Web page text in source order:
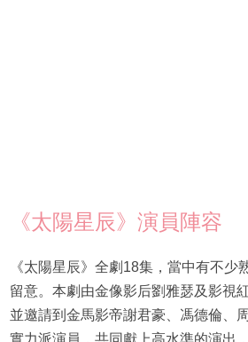
《太陽星辰》演員陣容
《太陽星辰》全劇18集，當中有不少
留意。本劇由金像影后劉雅瑟及影視
並邀請到金馬影帝謝君豪、馮德倫、